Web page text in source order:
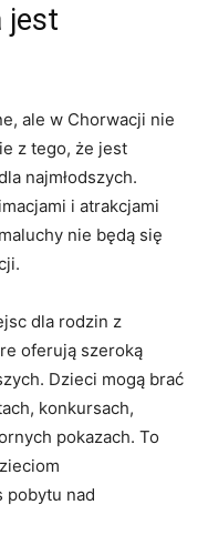
jest
ale w Chorwacji nie
z tego, że jest
najmłodszych.
‍i atrakcjami
​nie będą się
dla rodzin⁤ z
oferują szeroką⁢
Dzieci mogą brać
konkursach,
pokazach. To
pobytu​ nad